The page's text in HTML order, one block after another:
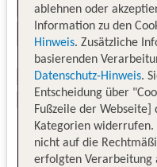
ablehnen oder
Information zu den
Hinweis. Zusätzliche
basierenden
Datenschutz-Hinweis.
Entscheidung über
Fußzeile der Webseite]
Kategorien
nicht auf die
erfolgten Verarbeitung